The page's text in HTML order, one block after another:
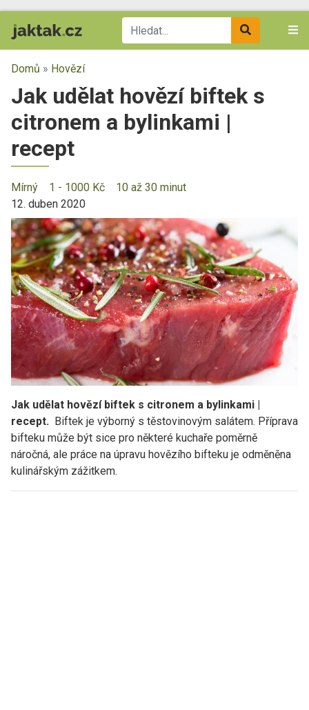
Domů » Hovězí
Jak udělat hovězí biftek s
citronem a bylinkami |
recept
Mírný 1 - 1000 Kč
10 až 30 minut
12. duben 2020
Jak udělat hovězí biftek s citronem a bylinkami |
recept. Biftek je výborný s těstovinovým salátem. Příprava
bifteku může být sice pro některé kuchaře poměrně
náročná, ale práce na úpravu hovězího bifteku je odměněna
kulinářským zážitkem.